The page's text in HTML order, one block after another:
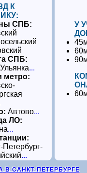
К
СПБ:
СПБ:
...
метро:
Автово...
ЛО:
...
Петербург-
...
У
САНКТ-ПЕТЕРБУРГЕ